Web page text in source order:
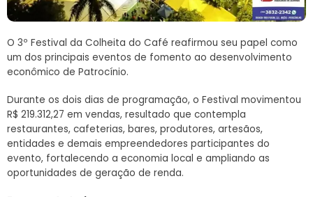
O 3º Festival da Colheita do Café reafirmou seu papel como
um dos principais eventos de fomento ao desenvolvimento
econômico de Patrocínio.
Durante os dois dias de programação, o Festival movimentou
R$ 219.312,27 em vendas, resultado que contempla
restaurantes, cafeterias, bares, produtores, artesãos,
entidades e demais empreendedores participantes do
evento, fortalecendo a economia local e ampliando as
oportunidades de geração de renda.